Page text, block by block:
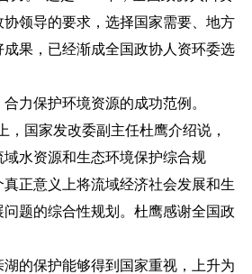
领导的要求，选择国家需要、地方
果，已经渐成全国政协人资环委选
力保护环境资源的成功范例。
，国家发改委副主任杜鹰介绍说，
水资源和生态环境保护综合规
正意义上将流域经济社会发展和生
题的综合性规划。杜鹰感谢全国政
的保护能够得到国家重视，上升为